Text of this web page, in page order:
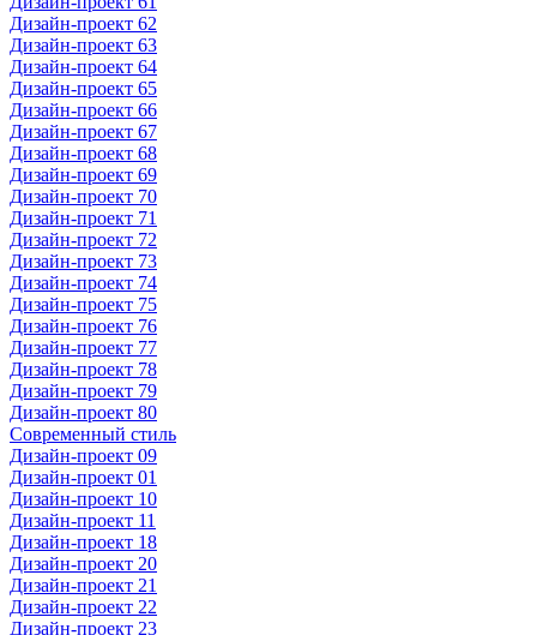
Дизайн-проект 62
Дизайн-проект 63
Дизайн-проект 64
Дизайн-проект 65
Дизайн-проект 66
Дизайн-проект 67
Дизайн-проект 68
Дизайн-проект 69
Дизайн-проект 70
Дизайн-проект 71
Дизайн-проект 72
Дизайн-проект 73
Дизайн-проект 74
Дизайн-проект 75
Дизайн-проект 76
Дизайн-проект 77
Дизайн-проект 78
Дизайн-проект 79
Дизайн-проект 80
Современный стиль
Дизайн-проект 09
Дизайн-проект 01
Дизайн-проект 10
Дизайн-проект 11
Дизайн-проект 18
Дизайн-проект 20
Дизайн-проект 21
Дизайн-проект 22
Дизайн-проект 23